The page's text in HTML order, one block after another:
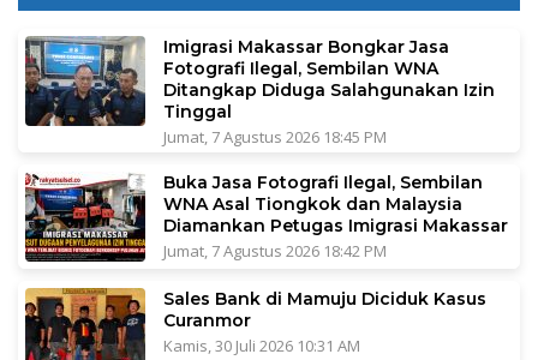
Imigrasi Makassar Bongkar Jasa
Fotografi Ilegal, Sembilan WNA
Ditangkap Diduga Salahgunakan Izin
Tinggal
Jumat, 7 Agustus 2026 18:45 PM
Buka Jasa Fotografi Ilegal, Sembilan
WNA Asal Tiongkok dan Malaysia
Diamankan Petugas Imigrasi Makassar
Jumat, 7 Agustus 2026 18:42 PM
Sales Bank di Mamuju Diciduk Kasus
Curanmor
Kamis, 30 Juli 2026 10:31 AM